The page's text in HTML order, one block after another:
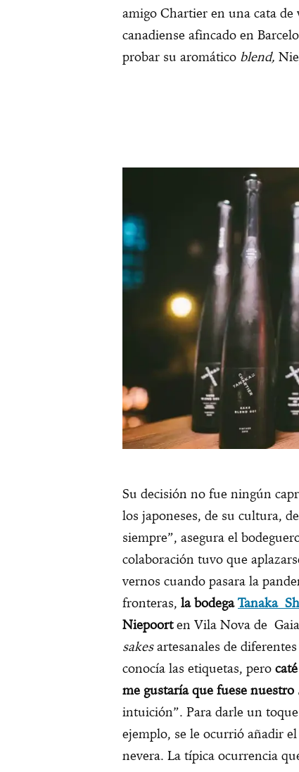
amigo Chartier en una cata
canadiense afincado en
probar su aromático blend,
Su decisión no fue ningún
los japoneses, de su cultura,
siempre”, asegura el
colaboración tuvo que
vernos cuando pasara la
fronteras, la bodegaTanaka
Niepoorten Vila Nova de
sakesartesanales de
conocía las etiquetas, pero
me gustaría que fuese nuestro
intuición”. Para darle un
ejemplo, se le ocurrió añadir
nevera. La típica ocurrencia